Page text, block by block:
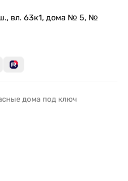
вл. 63к1, дома № 5, №
дома под ключ